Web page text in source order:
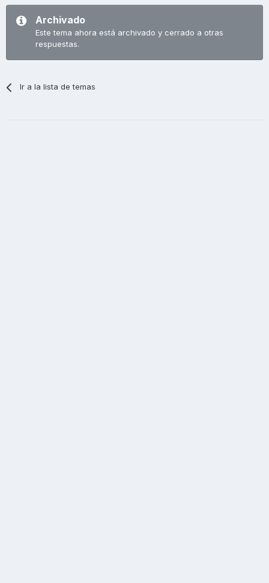
Archivado
Este tema ahora está archivado y cerrado a otras
respuestas.
Ir a la lista de temas